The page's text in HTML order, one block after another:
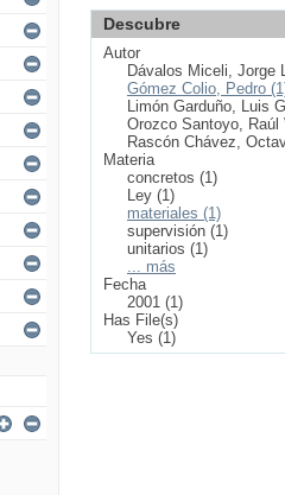
Descubre
Autor
Dávalos Miceli, Jorge
Gómez Colio, Pedro
Limón Garduño, Luis
Orozco Santoyo, Raúl
Rascón Chávez,
Materia
concretos (1)
Ley (1)
materiales (1)
supervisión (1)
unitarios (1)
... más
Fecha
2001 (1)
Has File(s)
Yes (1)